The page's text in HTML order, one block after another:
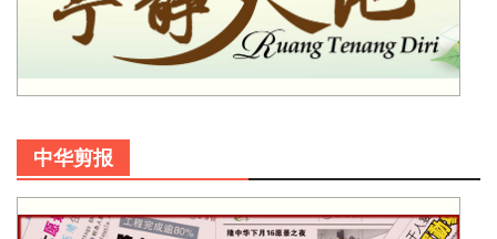
中华剪报